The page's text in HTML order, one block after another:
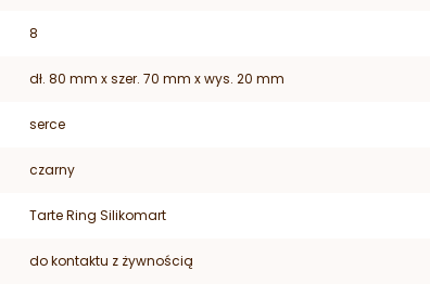
8
dł. 80 mm x szer. 70 mm x wys. 20 mm
serce
czarny
Tarte Ring Silikomart
do kontaktu z żywnością